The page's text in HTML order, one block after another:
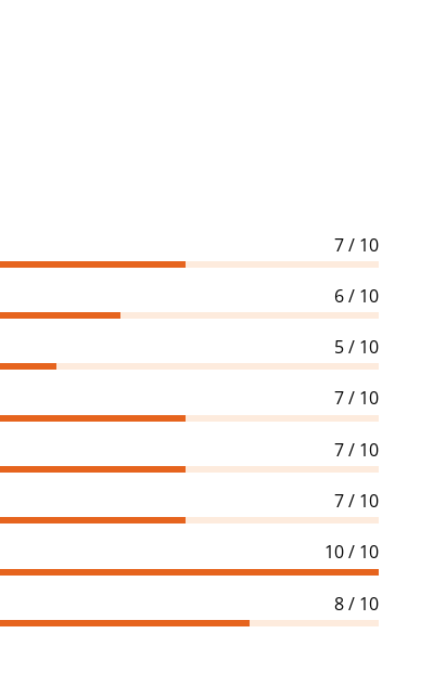
7 / 10
6 / 10
5 / 10
7 / 10
7 / 10
7 / 10
10 / 10
8 / 10